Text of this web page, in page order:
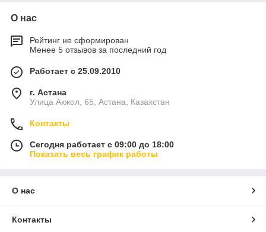
О нас
Рейтинг не сформирован
Менее 5 отзывов за последний год
Работает с 25.09.2010
г. Астана
Улица Акжол, 65, Астана, Казахстан
Контакты
Сегодня работает с 09:00 до 18:00
Показать весь график работы
О нас
Контакты